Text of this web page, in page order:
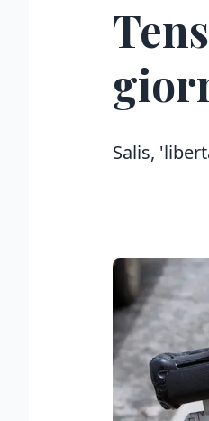
Salis,